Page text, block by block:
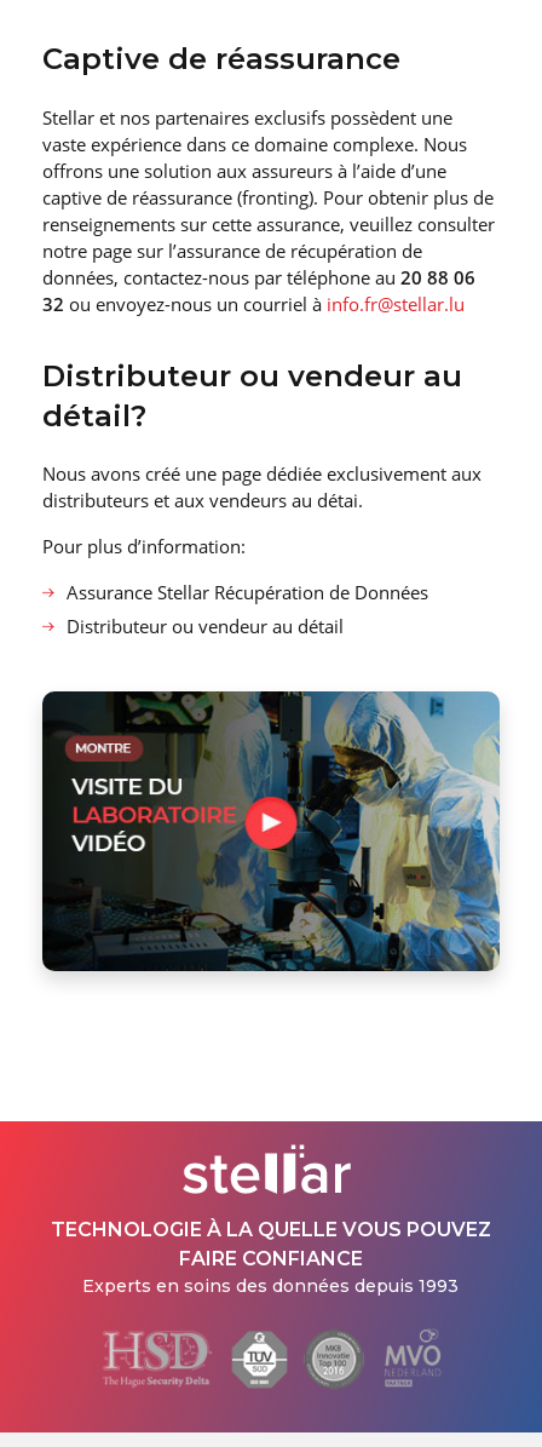
Captive de réassurance
Stellar et nos partenaires exclusifs possèdent une
vaste expérience dans ce domaine complexe. Nous
offrons une solution aux assureurs à l’aide d’une
captive de réassurance (fronting). Pour obtenir plus de
renseignements sur cette assurance, veuillez consulter
notre page sur l’assurance de récupération de
données, contactez-nous par téléphone au20 88 06
32 ou envoyez-nous un courriel à info.fr@stellar.lu
Distributeur ou vendeur au
détail?
Nous avons créé une page dédiée exclusivement aux
distributeurs et aux vendeurs au détai.
Pour plus d’information:
Assurance Stellar Récupération de Données
Distributeur ou vendeur au détail
TECHNOLOGIE À LA QUELLE VOUS POUVEZ
FAIRE CONFIANCE
Experts en soins des données depuis 1993